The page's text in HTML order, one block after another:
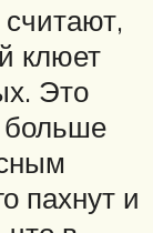
клюет
Это
больше
пахнут и